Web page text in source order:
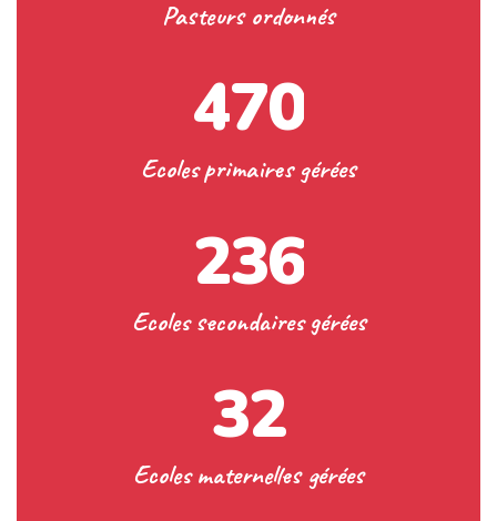
Pasteurs ordonnés
470
Ecoles primaires gérées
236
Ecoles secondaires gérées
32
Ecoles maternelles gérées